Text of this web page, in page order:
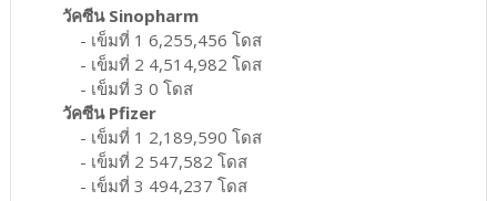
วัคซีน Sinopharm
- เข็มที่ 1 6,255,456 โดส
- เข็มที่ 2 4,514,982 โดส
- เข็มที่ 3 0 โดส
วัคซีน Pfizer
- เข็มที่ 1 2,189,590 โดส
- เข็มที่ 2 547,582 โดส
- เข็มที่ 3 494,237 โดส